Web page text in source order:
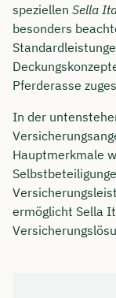
speziellen Sella
besonders
Pferderasse
In der
Hauptmerkmale
ermöglicht Sella